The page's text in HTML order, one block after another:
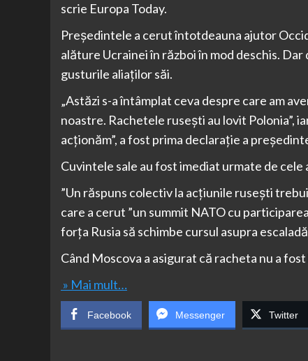
scrie Europa Today.
Președintele a cerut întotdeauna ajutor
alăture Ucrainei în război în mod deschis.
gusturile aliaților săi.
„Astăzi s-a întâmplat ceva despre care am
noastre. Rachetele rusești au lovit Polonia”,
acționăm”, a fost prima declarație a
Cuvintele sale au fost imediat urmate de
”Un răspuns colectiv la acțiunile rusești
care a cerut ”un summit NATO cu
forța Rusia să schimbe cursul asupra
Când Moscova a asigurat că racheta nu a
» Mai mult…
Facebook Messenger Twitter